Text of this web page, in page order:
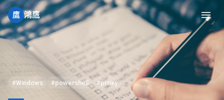
鷹 鴻鷹
#Windows #powershell #proxy